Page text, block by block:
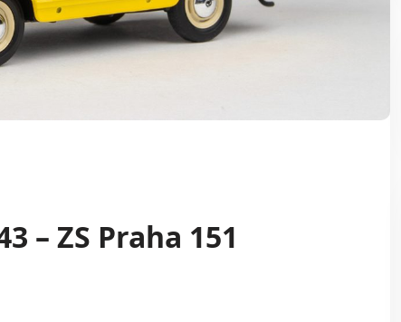
– ZS Praha 151